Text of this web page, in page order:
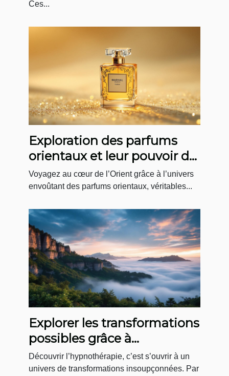
Ces...
Exploration des parfums
orientaux et leur pouvoir de
séduction mystérieuse
Voyagez au cœur de l’Orient grâce à l’univers
envoûtant des parfums orientaux, véritables...
Explorer les transformations
possibles grâce à
l'hypnothérapie
Découvrir l’hypnothérapie, c’est s’ouvrir à un
univers de transformations insoupçonnées. Par